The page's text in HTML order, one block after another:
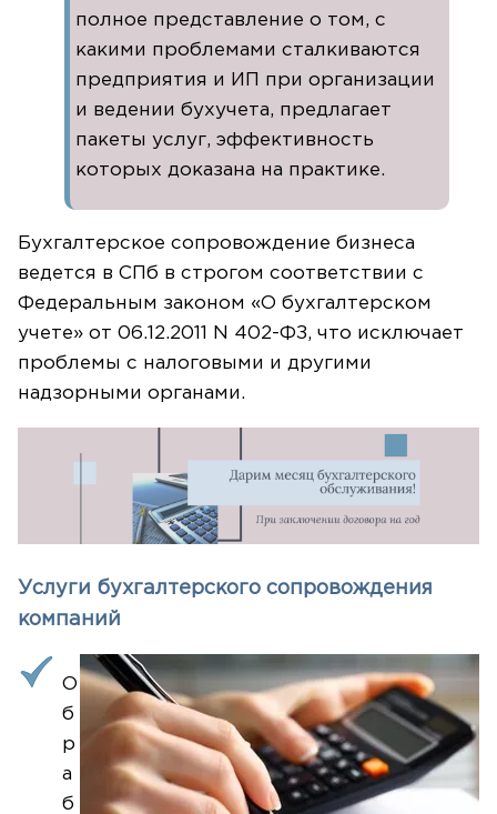
полное представление о том, с
какими проблемами сталкиваются
предприятия и ИП при организации
и ведении бухучета, предлагает
пакеты услуг, эффективность
которых доказана на практике.
Бухгалтерское сопровождение бизнеса
ведется в СПб в строгом соответствии с
Федеральным законом «О бухгалтерском
учете» от 06.12.2011 N 402-ФЗ, что исключает
проблемы с налоговыми и другими
надзорными органами.
Услуги бухгалтерского сопровождения
компаний
О
б
р
а
б